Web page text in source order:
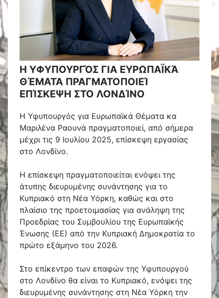
Η ΥΦΥΠΟΥΡΓΌΣ ΓΙΑ ΕΥΡΩΠΑΪΚΆ
ΘΈΜΑΤΑ ΠΡΑΓΜΑΤΟΠΟΙΕΊ
ΕΠΊΣΚΕΨΗ ΣΤΟ ΛΟΝΔΊΝΟ
Η Υφυπουργός για Ευρωπαϊκά Θέματα κα
Μαριλένα Ραουνά πραγματοποιεί, από σήμερα
μέχρι τις 9 Ιουλίου 2025, επίσκεψη εργασίας
στο Λονδίνο.
Η επίσκεψη πραγματοποιείται ενόψει της
άτυπης διευρυμένης συνάντησης για το
Κυπριακό στη Νέα Υόρκη, καθώς και στο
πλαίσιο της προετοιμασίας για ανάληψη της
Προεδρίας του Συμβουλίου της Ευρωπαϊκής
Ένωσης (ΕΕ) από την Κυπριακή Δημοκρατία το
πρώτο εξάμηνο του 2026.
Στο επίκεντρο των επαφών της Υφυπουργού
στο Λονδίνο θα είναι το Κυπριακό, ενόψει της
διευρυμένης συνάντησης στη Νέα Υόρκη την